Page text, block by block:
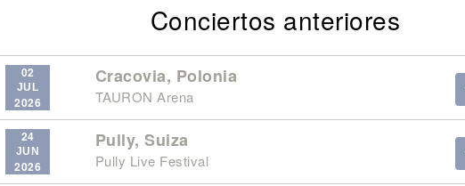
Conciertos anteriores
02
JUL
2026
Cracovia, Polonia
TAURON Arena
24
JUN
2026
Pully, Suiza
Pully Live Festival